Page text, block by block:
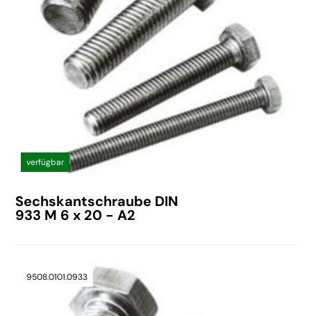
verfügbar
Sechskantschraube DIN
933 M 6 x 20 - A2
9508.0101.0933